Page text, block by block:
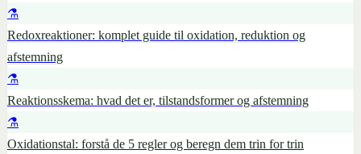
⚗️
Redoxreaktioner: komplet guide til oxidation, reduktion og
afstemning
⚗️
Reaktionsskema: hvad det er, tilstandsformer og afstemning
⚗️
Oxidationstal: forstå de 5 regler og beregn dem trin for trin